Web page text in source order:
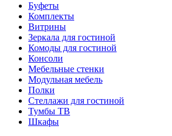
Буфеты
Комплекты
Витрины
Зеркала для гостиной
Комоды для гостиной
Консоли
Мебельные стенки
Модульная мебель
Полки
Стеллажи для гостиной
Тумбы ТВ
Шкафы